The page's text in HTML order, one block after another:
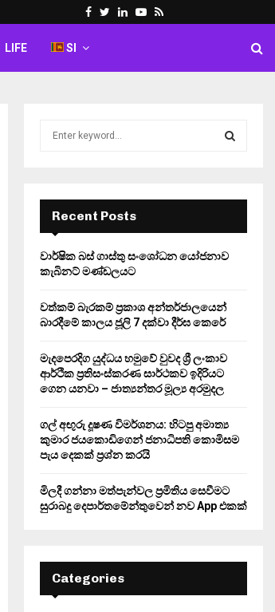
Facebook
Twitter
LinkedinYoutube
Rss
LIFE SI
r
:
E
A
R
H
Recent Posts
වාර්ෂික බස් ගාස්තු සංශෝධන යෝජනාව
කැබිනට් මණ්ඩලයට
වත්කම් බැරකම් ප්‍රකාශ අන්තර්ජාලයෙන්
බාරදීමේ කාලය ජූලි 7 දක්වා දීර්ඝ කෙරේ
මැදපෙරදිග යුද්ධය හමුවේ වුවද ශ්‍රී ලංකාව
ආර්ථික ප්‍රතිසංස්කරණ සාර්ථකව ඉදිරියට
ගෙන යනවා – ජාත්‍යන්තර මූල්‍ය අරමුදල
ගල් අඟුරු දූෂණ විමර්ශනය: හිටපු අමාත්‍ය
කුමාර ජයකොඩිගෙන් ජනාධිපති කොමිසම
පැය දෙකක් ප්‍රශ්න කරයි
මිලදී ගන්නා මත්පැන්වල ප්‍රමිතිය සෙවීමට
සුරාබදු දෙපාර්තමේන්තුවෙන් නව App එකක්
Categories